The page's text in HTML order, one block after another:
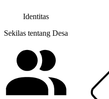
Identitas
Sekilas tentang Desa